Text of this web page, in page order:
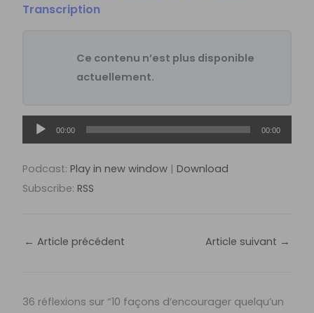
Transcription
Ce contenu n’est plus disponible
actuellement.
Lecteur
audio
00:00 00:00
Podcast:Play in new window |Download
Subscribe:RSS
← Article précédent Article suivant →
36 réflexions sur “10 façons d’encourager quelqu’un